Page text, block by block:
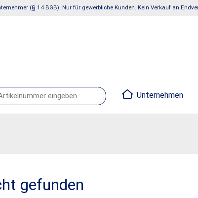
gefunden
(§ 14 BGB). Nur für gewerbliche Kunden. Kein Verkauf an
Unternehmen